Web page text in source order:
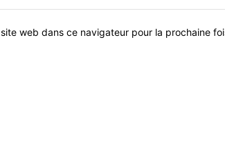
web dans ce navigateur pour la prochaine